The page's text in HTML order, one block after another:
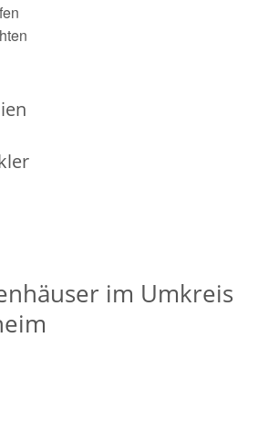
im Umkreis